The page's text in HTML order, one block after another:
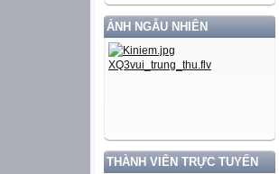
ẢNH NGẪU NHIÊN
THÀNH VIÊN TRỰC TUYẾN